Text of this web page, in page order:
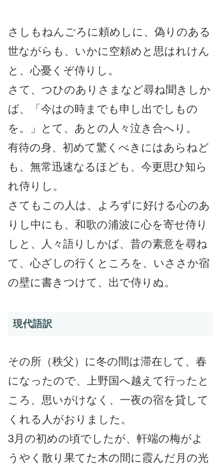
さしもねんごろに頼めしに、偽りのある
世ながらも、いかに空頼めと思はれけん
と、心憂くぞ侍りし。
さて、つひのありさまなど尋ね聞きしか
ば、「今はの時までも申し出でしもの
を。」とて、あとの人々泣き合へり。
有待の身、初めて驚くべきにはあらねど
も、無常迅速なるほども、今更思ひ知ら
れ侍りし。
さてもこの人は、よろずに好ける心のあ
りし中にも、和歌の浦波に心を寄せ侍り
しと、人々語りしかば、昔の素意を尋ね
て、心ざしの行くところを、いささか宿
の壁に書きつけて、出で侍りぬ。
現代語訳
その所（秩父）に冬の間は滞在して、春
になったので、上野国へ越えて行ったと
ころ、思いがけなく、一夜の宿を貸して
くれる人がおりました。
3月の初めの頃でしたが、軒端の梅がよ
うやく散り果てた木の間に霞んだ月の光